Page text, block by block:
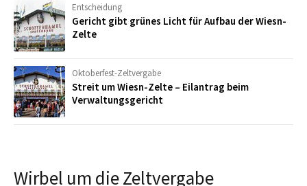
Entscheidung
Gericht gibt grünes Licht für Aufbau der Wiesn-
Zelte
Oktoberfest-Zeltvergabe
Streit um Wiesn-Zelte – Eilantrag beim
Verwaltungsgericht
Wirbel um die Zeltvergabe